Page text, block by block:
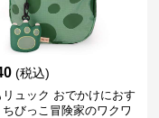
(税込)
ュック おでかけにおす
びっこ冒険家のワクワ